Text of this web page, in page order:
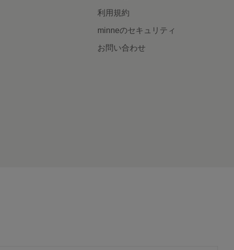
利用規約
minneのセキュリティ
お問い合わせ